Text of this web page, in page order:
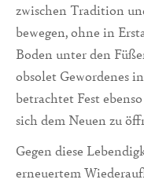
zwischen Tradition
bewegen, ohne in
Boden unter den
obsolet Gewordenes
betrachtet Fest
sich dem Neuen zu
Gegen diese
erneuertem